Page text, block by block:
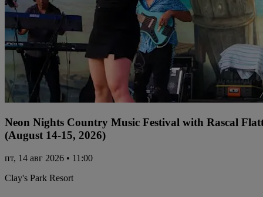
Neon Nights Country Music Festival with Rascal
(August 14-15, 2026)
пт, 14 авг 2026 • 11:00
Clay's Park Resort